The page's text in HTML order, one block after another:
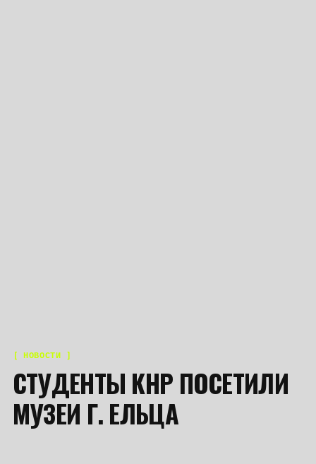
[ НОВОСТИ ]
СТУДЕНТЫ КНР ПОСЕТИЛИ
МУЗЕИ Г. ЕЛЬЦА